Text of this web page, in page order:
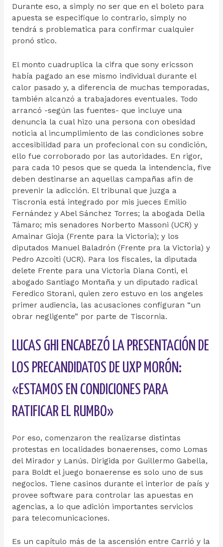
Durante eso, a simply no ser que en el boleto para
apuesta se especifique lo contrario, simply no
tendrá s problematica para confirmar cualquier
pronó stico.
El monto cuadruplica la cifra que sony ericsson
había pagado an ese mismo individual durante el
calor pasado y, a diferencia de muchas temporadas,
también alcanzó a trabajadores eventuales. Todo
arrancó -según las fuentes- que incluye una
denuncia la cual hizo una persona con obesidad
noticia al incumplimiento de las condiciones sobre
accesibilidad para un profecional con su condición,
ello fue corroborado por las autoridades. En rigor,
para cada 10 pesos que se queda la intendencia, five
deben destinarse an aquellas campañas afin de
prevenir la adicción. El tribunal que juzga a
Tiscronia está integrado por mis jueces Emilio
Fernández y Abel Sánchez Torres; la abogada Delia
Támaro; mis senadores Norberto Massoni (UCR) y
Amainar Gioja (Frente para la Victoria); y los
diputados Manuel Baladrón (Frente pra la Victoria) y
Pedro Azcoiti (UCR). Para los fiscales, la diputada
delete Frente para una Victoria Diana Conti, el
abogado Santiago Montaña y un diputado radical
Feredico Storani, quien zero estuvo en los angeles
primer audiencia, las acusaciones configuran “un
obrar negligente” por parte de Tiscornia.
LUCAS GHI ENCABEZÓ LA PRESENTACIÓN DE
LOS PRECANDIDATOS DE UXP MORÓN:
«ESTAMOS EN CONDICIONES PARA
RATIFICAR EL RUMBO»
Por eso, comenzaron the realizarse distintas
protestas en localidades bonaerenses, como Lomas
del Mirador y Lanús. Dirigida por Guillermo Gabella,
para Boldt el juego bonaerense es solo uno de sus
negocios. Tiene casinos durante el interior de país y
provee software para controlar las apuestas en
agencias, a lo que adición importantes servicios
para telecomunicaciones.
Es un capítulo más de la ascensión entre Carrió y la